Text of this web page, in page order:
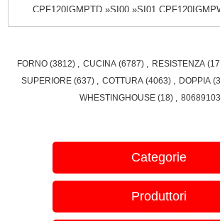
CPF120IGMPTD »SI00 »SI01
»SI02 CPF120IGMPX »SI00 »SI01 »SI02
SF67C1DAO »SI00 SF67C1DPO
FORNO (3812) CUCINA (6787) RESISTENZA
SUPERIORE (637) COTTURA (4063) DOPPIA
WHESTINGHOUSE (18)
Categorie
Produttori